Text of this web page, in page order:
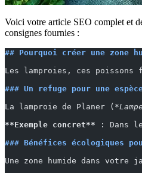
Voici votre article SEO complet et
consignes fournies :
## Pourquoi créer une zone
Les lamproies, ces
### Un refuge pour une espèce
La lamproie de Planer (
**Exemple concret** : Dans
### Bénéfices écologiques
Une zone humide dans